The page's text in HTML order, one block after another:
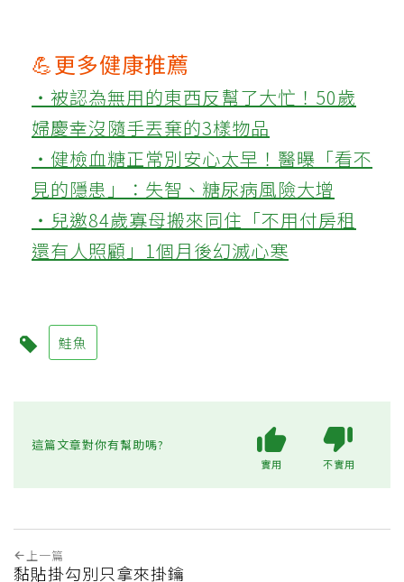
💪更多健康推薦
‧被認為無用的東西反幫了大忙！50歲
婦慶幸沒隨手丟棄的3樣物品
‧健檢血糖正常別安心太早！醫曝「看不
見的隱患」：失智、糖尿病風險大增
‧兒邀84歲寡母搬來同住「不用付房租
還有人照顧」1個月後幻滅心寒
鮭魚
這篇文章對你有幫助嗎?
實用 不實用
上一篇
黏貼掛勾別只拿來掛鑰